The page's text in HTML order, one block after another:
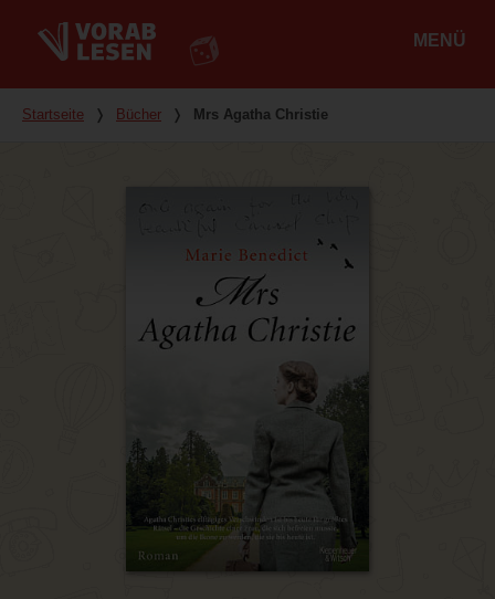
MENÜ
Du bist hier
Startseite ❭ Bücher ❭ Mrs Agatha Christie